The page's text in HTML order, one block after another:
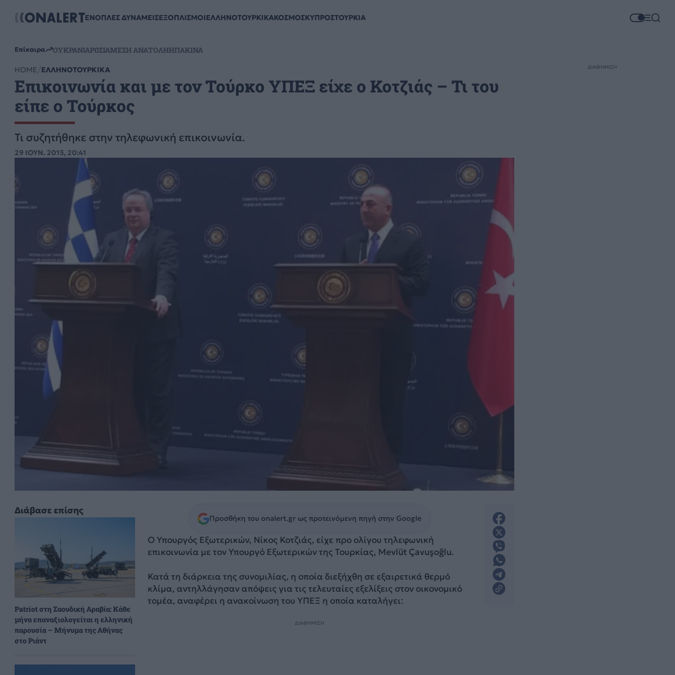
ΕΝΟΠΛΕΣ ΔΥΝΑΜΕΙΣΕΞΟΠΛΙΣΜΟΙΕΛΛΗΝΟΤΟΥΡΚΙΚΑΚΟΣΜΟΣΚΥΠΡΟΣΤΟΥΡΚΙΑ
Επίκαιρα ΟΥΚΡΑΝΙΑΡΩΣΙΑΜΕΣΗ ΑΝΑΤΟΛΗΗΠΑΚΙΝΑ
HOME ΕΛΛΗΝΟΤΟΥΡΚΙΚΑ
Επικοινωνία και με τον Τούρκο ΥΠΕΞ είχε ο Κοτζιάς – Τι του
είπε ο Τούρκος
Τι συζητήθηκε στην τηλεφωνική επικοινωνία.
29 ΙΟΥΝ. 2015, 20:41
Διάβασε επίσης
Patriot στη Σαουδική Αραβία: Κάθε
μήνα επαναξιολογείται η ελληνική
παρουσία – Μήνυμα της Αθήνας
στο Ριάντ
Προσθήκη του onalert.gr ως προτεινόμενη πηγή στην Google
Ο Υπουργός Εξωτερικών, Νίκος Κοτζιάς, είχε προ ολίγου τηλεφωνική
επικοινωνία με τον Υπουργό Εξωτερικών της Τουρκίας, Mevlüt Çavuşoğlu.
Κατά τη διάρκεια της συνομιλίας, η οποία διεξήχθη σε εξαιρετικά θερμό
κλίμα, αντηλλάγησαν απόψεις για τις τελευταίες εξελίξεις στον οικονομικό
τομέα, αναφέρει η ανακοίνωση του ΥΠΕΞ η οποία καταλήγει:
ΔΙΑΦΗΜΙΣΗ
ΔΙΑΦΗΜΙΣΗ